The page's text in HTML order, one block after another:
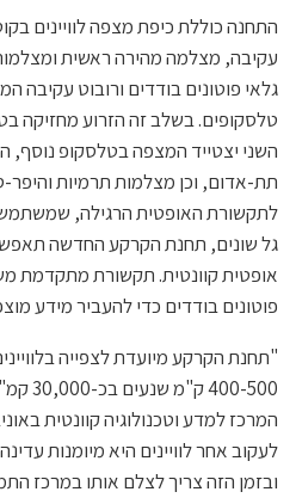
עקיבה, מצלמה מהירה ראשית
גלאי פוטונים בודדים ורובוט עקיבה
השני יצטייד המצפה בטלסקופ נוסף,
תת-אדום, וכן מצלמות תרמיות והיפר-
גל שונים, תחנת הקרקע החדשה
אופטית קוונטית. תקשורת מתקדמת
פוטונים בודדים כדי להעביר מידע
"תחנת הקרקע מיועדת לצפייה
400-
המרכז למדע וטכנולוגיה קוונטית
לעקוב אחר לוויינים היא מיומנות
ובזמן הזה צריך לצלם אותו במרכז